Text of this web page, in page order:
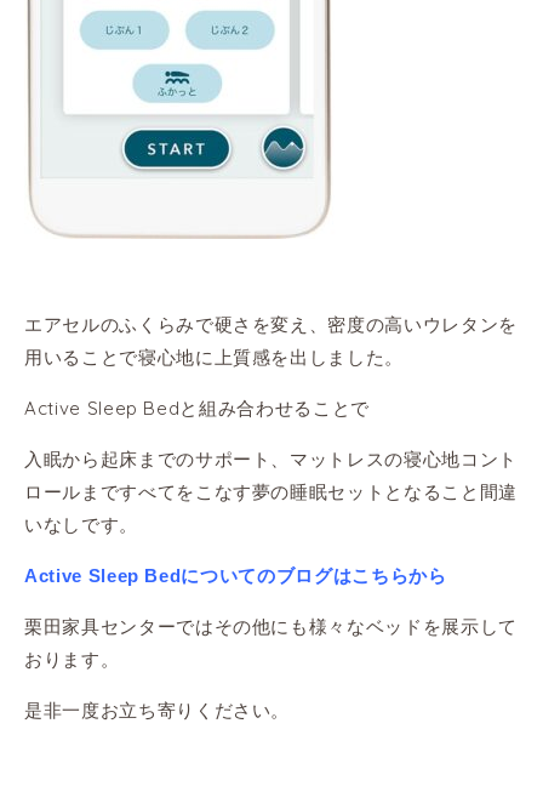
エアセルのふくらみで硬さを変え、密度の高いウレタンを
用いることで寝心地に上質感を出しました。
Active Sleep Bedと組み合わせることで
入眠から起床までのサポート、マットレスの寝心地コント
ロールまですべてをこなす夢の睡眠セットとなること間違
いなしです。
Active Sleep Bedについてのブログはこちらから
栗田家具センターではその他にも様々なベッドを展示して
おります。
是非一度お立ち寄りください。